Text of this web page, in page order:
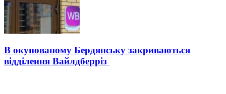
В окупованому Бердянську закриваються
відділення Вайлдберріз